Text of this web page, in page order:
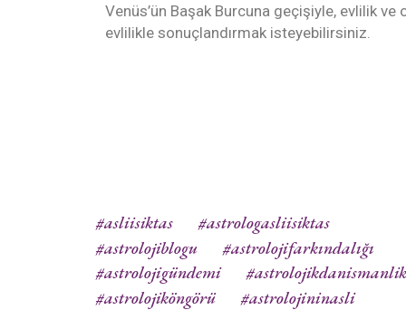
Venüs’ün Başak Burcuna geçişiyle, evlilik
evlilikle sonuçlandırmak isteyebilirsiniz.
#asliisiktas
#astrologasliisiktas
#astrolojiblogu
#astrolojifarkındalığı
#astrolojigündemi
#astrolojikdanismanlik
#astrolojiköngörü
#astrolojininasli